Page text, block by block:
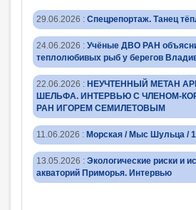
29.06.2026 : Спецрепортаж. Танец
24.06.2026 : Учёные ДВО РАН
теплолюбивых рыб у берегов
22.06.2026 : НЕУЧТЕННЫЙ МЕТАН
ШЕЛЬФА. ИНТЕРВЬЮ С ЧЛЕНОМ-
РАН ИГОРЕМ СЕМИЛЕТОВЫМ
11.06.2026 : Морская / Мыс Шульца /
13.05.2026 : Экологические риски и
акваторий Приморья. Интервью